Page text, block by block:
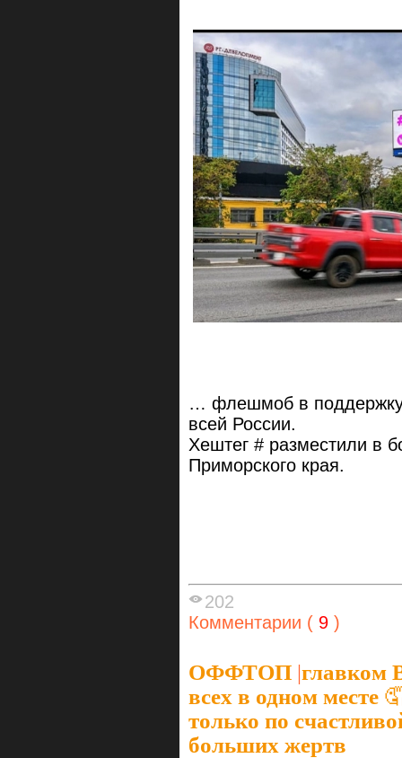
… флешмоб в поддержку
всей России.
Хештег # разместили в
Приморского края.
202
Комментарии ( 9 )
ОФФТОП |главком
всех в одном месте
только по
больших жертв